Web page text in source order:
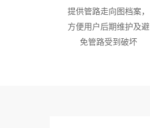
提供管路走向图档案，
方便用户后期维护及避
免管路受到破坏